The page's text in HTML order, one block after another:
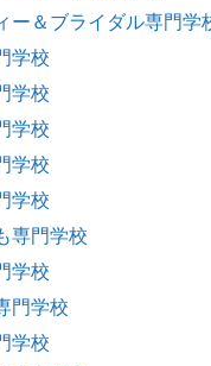
ー＆ブライダル専門学
学校
学校
学校
学校
学校
専門学校
学校
門学校
学校